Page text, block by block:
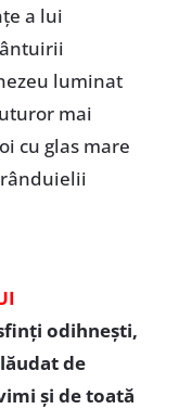
a lui
luminat
mai
cu glas mare
odihnești,
de
și de toată